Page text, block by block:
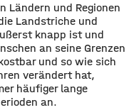
Ländern und Regionen
Landstriche und
knapp ist und
an seine Grenzen
und so wie sich
verändert hat,
häufiger lange
an.